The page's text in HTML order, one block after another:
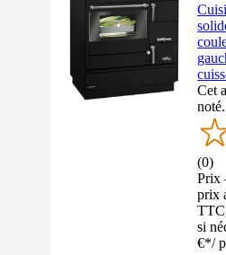
Cet
noté.
(0)
Prix
prix
si
€*/